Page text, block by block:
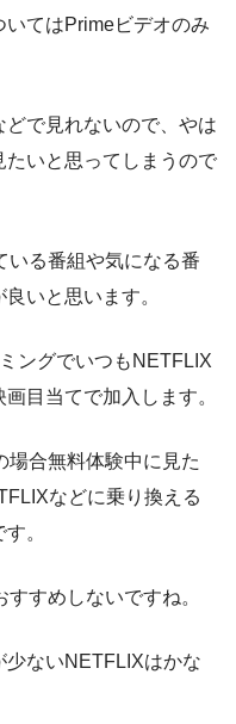
てはPrimeビデオのみ
で見れないので、やは
たいと思ってしまうので
いる番組や気になる番
いと思います。
ングでいつもNETFLIX
目当てで加入します。
合無料体験中に見た
などに乗り換える
。
すめしないですね。
少ないNETFLIXはかな